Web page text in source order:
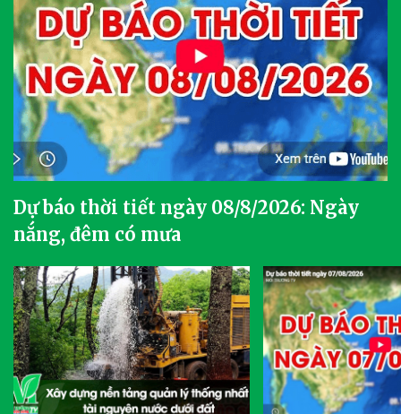
Dự báo thời tiết ngày 08/8/2026: Ngày
nắng, đêm có mưa